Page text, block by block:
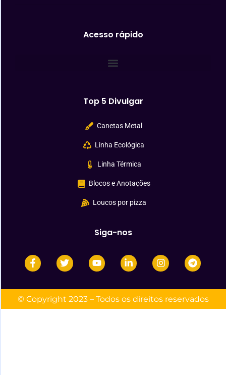
Acesso rápido
Top 5 Divulgar
Canetas Metal
Linha Ecológica
Linha Térmica
Blocos e Anotações
Loucos por pizza
Siga-nos
© Copyright 2023 – Todos os direitos reservados